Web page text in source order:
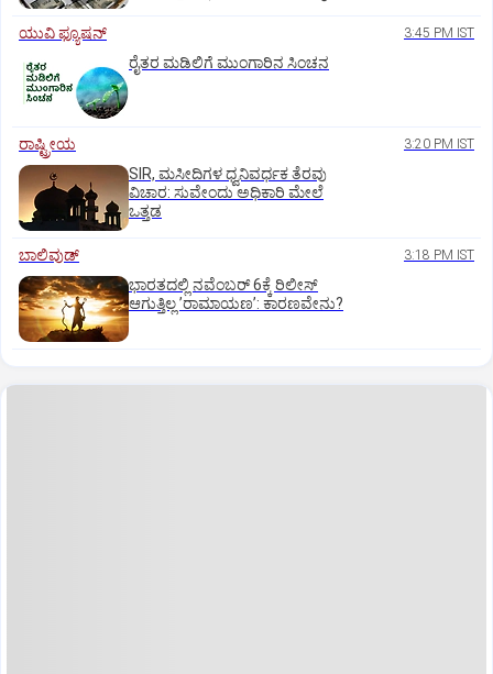
ಯುವಿ ಫ್ಯೂಷನ್ 3:45 PM IST
ರೈತರ ಮಡಿಲಿಗೆ ಮುಂಗಾರಿನ ಸಿಂಚನ
ರಾಷ್ಟ್ರೀಯ 3:20 PM IST
SIR, ಮಸೀದಿಗಳ ಧ್ವನಿವರ್ಧಕ ತೆರವು
ವಿಚಾರ: ಸುವೇಂದು ಅಧಿಕಾರಿ ಮೇಲೆ
ಒತ್ತಡ
ಬಾಲಿವುಡ್‌ 3:18 PM IST
ಭಾರತದಲ್ಲಿ ನವೆಂಬರ್‌ 6ಕ್ಕೆ ರಿಲೀಸ್‌
ಆಗುತ್ತಿಲ್ಲ ʼರಾಮಾಯಣʼ: ಕಾರಣವೇನು?